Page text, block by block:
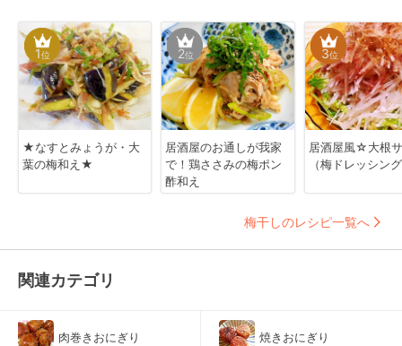
1位
★なすとみょうが・大
葉の梅和え★
2位
居酒屋のお通しが我家
で！鶏ささみの梅ポン
酢和え
3位
居酒屋風☆大根
（梅ドレッシン
梅干しのレシピ一覧へ
関連カテゴリ
肉巻きおにぎり 焼きおにぎり